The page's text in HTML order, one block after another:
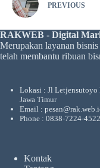
PREVIOUS
RAKWEB - Digital
Merupakan layanan
telah membantu ribuan
Lokasi : Jl Letjensutoyo
Jawa Timur
Email :
Phone : 0838-7224-4522
Kontak